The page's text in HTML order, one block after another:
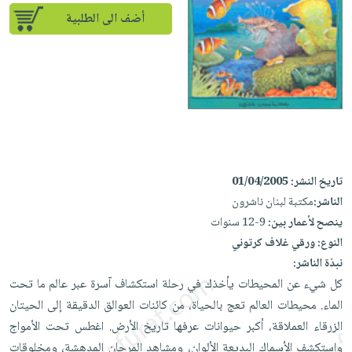
إختياراتنا
كتب
أكاديمية
صندوق
القراءة
iKitab
بلا
حدود
أسئلة
يتكرر
iKitab
على
Android
تحميل
iKitab
على
Apple
أسئلة
يتكرر
طرحها
تحميل
masmu3
masmu3
على
Apple
المواضيع
الأكثر
مبيعاً
إختياراتنا
القراءة
جوائز
تعليمية
الصحة
والعناية
الشخصية
أجهزة
العناية
الشخصية
العناية
وتصفيف
الشعر
العناية
بالجسم
المطبخ
والسفرة
جديد
الكل
أواني
الطهي
أدوات
متجر
الهدايا
أقسام
أضف الى الطلبية
تاريخ النشر:01/04/2005
الناشر:مكتبة لبنان ناشرون
ينصح لأعمار بين:9-12 سنوات
النوع:ورقي غلاف كرتوني
نبذة الناشر:
كل شيء عن المحيطات يأخذك في رحلة استكشاف آسرة عبر عالم ما تحت
الماء. محيطات العالم تعج بالحياة، من كائنات العوالق الدقيقة إلى الحيتان
الزرقاء العملاقة، أكبر حيوانات عرفها تاريخ الأرض. اغطس تحت الأمواج